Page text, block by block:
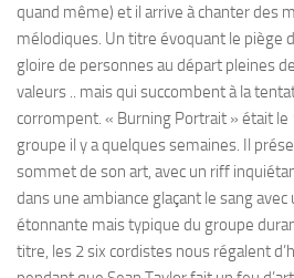
quand même) et il arrive à chanter des
mélodiques. Un titre évoquant le piège
gloire de personnes au départ pleines
valeurs .. mais qui succombent à la
corrompent. « Burning Portrait » était
groupe il y a quelques semaines. Il
sommet de son art, avec un riff
dans une ambiance glaçant le sang
étonnante mais typique du groupe
titre, les 2 six cordistes nous régalent